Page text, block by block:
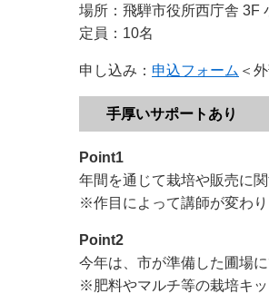
場所：飛騨市役所西庁舎 3F
定員：10名
申し込み： 申込フォーム ＜
手厚いサポートあり
Point1
年間を通じて栽培や販売に
※作目によって講師が変わ
Point2
今年は、市が準備した圃場
※肥料やマルチ等の栽培キ